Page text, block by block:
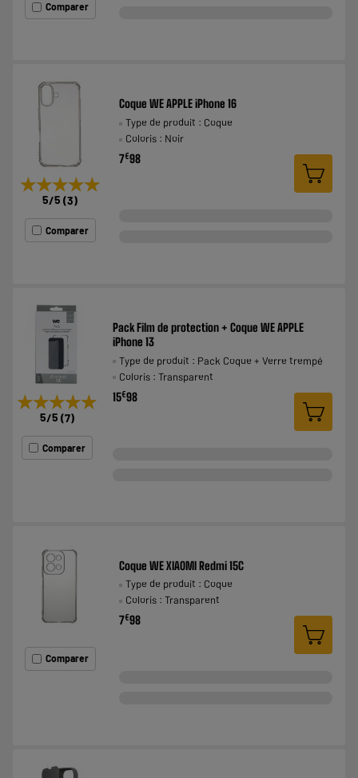
Comparer
★★★★★
★★★★★
5/5 (3)
Comparer
Coque WE APPLE iPhone 16
Type de produit : Coque
Coloris : Noir
7€98
★★★★★
★★★★★
5/5 (7)
Comparer
Pack Film de protection + Coque WE APPLE
iPhone 13
Type de produit : Pack Coque + Verre trempé
Coloris : Transparent
15€98
Comparer
Coque WE XIAOMI Redmi 15C
Type de produit : Coque
Coloris : Transparent
7€98